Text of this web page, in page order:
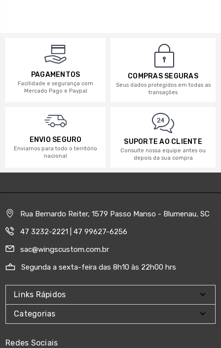
PAGAMENTOS
Facilidade e segurança com
Mercado Pago e Paypal
COMPRAS SEGURAS
Seus dados protegidos em todas as
transações
ENVIO SEGURO
Enviamos para todo o território
nacional
SUPORTE AO CLIENTE
Consulte nossa equipe antes ou
depois da sua compra
Rua Bernardo Reiter, 1579 Passo Manso - Blumenau, SC
47 3232-2221 | 47 99627-6256
sac@wingscustom.com.br
Segunda a sexta-feira das 8h10 às 22h00 hrs
Links Rápidos
Categorias
Redes Sociais